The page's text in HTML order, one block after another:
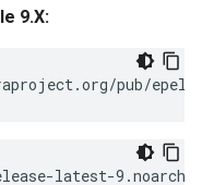
9.X:
pub/epel/
latest-